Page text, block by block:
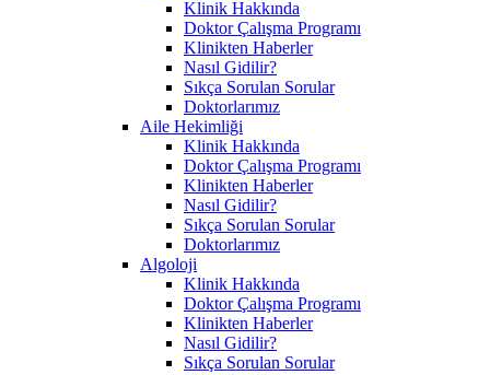
Klinik Hakkında
Doktor Çalışma Programı
Klinikten Haberler
Nasıl Gidilir?
Sıkça Sorulan Sorular
Doktorlarımız
Aile Hekimliği
Klinik Hakkında
Doktor Çalışma Programı
Klinikten Haberler
Nasıl Gidilir?
Sıkça Sorulan Sorular
Doktorlarımız
Algoloji
Klinik Hakkında
Doktor Çalışma Programı
Klinikten Haberler
Nasıl Gidilir?
Sıkça Sorulan Sorular